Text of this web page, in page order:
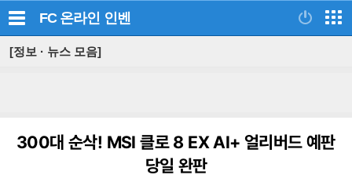
FC 온라인 인벤
[정보 · 뉴스 모음]
300대 순삭! MSI 클로 8 EX AI+ 얼리버드 예판
당일 완판